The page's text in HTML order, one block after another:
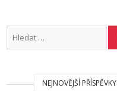
NEJNOVĚJŠÍ PŘÍSPĚVKY